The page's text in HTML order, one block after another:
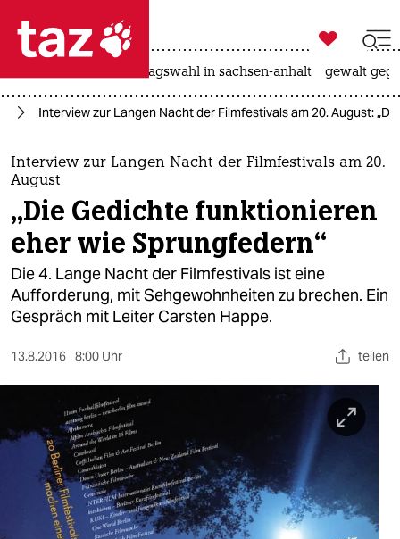
 taz zahl ich
taz zahl ich
themen
politik
öko
gesellschaft
kultur
sport
nord
wahrheit
verlag

taz zahl ich
landtagswahl in sachsen-anhalt gewalt
Interview zur Langen Nacht der Filmfestivals am 20. August:
Interview zur Langen Nacht der Filmfestivals am 20.
August
„Die Gedichte funktionieren
eher wie Sprungfedern“
Die 4. Lange Nacht der Filmfestivals ist eine
Aufforderung, mit Sehgewohnheiten zu brechen. Ein
Gespräch mit Leiter Carsten Happe.
13.8.2016 8:00 Uhr teilen